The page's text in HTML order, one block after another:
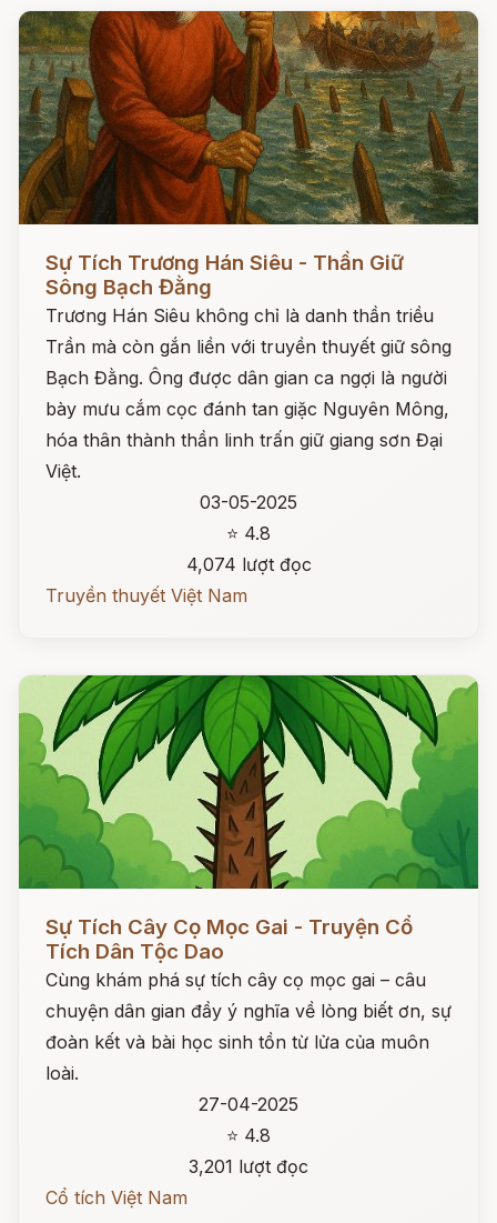
Sự Tích Trương Hán Siêu - Thần Giữ
Sông Bạch Đằng
Trương Hán Siêu không chỉ là danh thần triều
Trần mà còn gắn liền với truyền thuyết giữ sông
Bạch Đằng. Ông được dân gian ca ngợi là người
bày mưu cắm cọc đánh tan giặc Nguyên Mông,
hóa thân thành thần linh trấn giữ giang sơn Đại
Việt.
03-05-2025
⭐ 4.8
4,074 lượt đọc
Truyền thuyết Việt Nam
Sự Tích Cây Cọ Mọc Gai - Truyện Cổ
Tích Dân Tộc Dao
Cùng khám phá sự tích cây cọ mọc gai – câu
chuyện dân gian đầy ý nghĩa về lòng biết ơn, sự
đoàn kết và bài học sinh tồn từ lửa của muôn
loài.
27-04-2025
⭐ 4.8
3,201 lượt đọc
Cổ tích Việt Nam